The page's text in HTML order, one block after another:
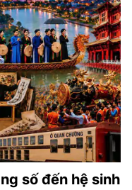
số đến hệ sinh